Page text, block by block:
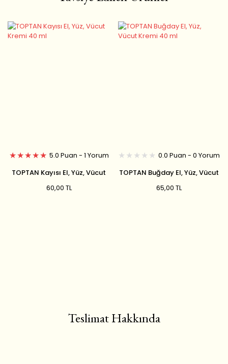
5.0 Puan - 1 Yorum
TOPTAN Kayısı El, Yüz, Vücut
60,00 TL
0.0 Puan - 0 Yorum
TOPTAN Buğday El, Yüz, Vücut
65,00 TL
Teslimat Hakkında